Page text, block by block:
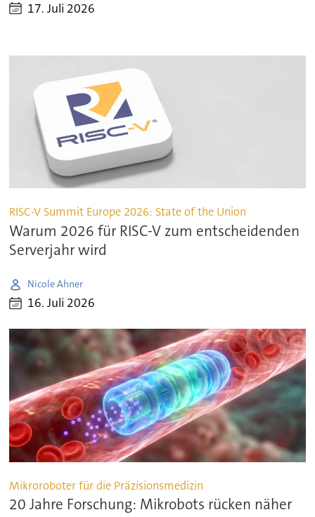
17. Juli 2026
RISC-V Summit Europe 2026: State of the Union
Warum 2026 für RISC-V zum entscheidenden
Serverjahr wird
Nicole Ahner
16. Juli 2026
Mikroroboter für die Präzisionsmedizin
20 Jahre Forschung: Mikrobots rücken näher